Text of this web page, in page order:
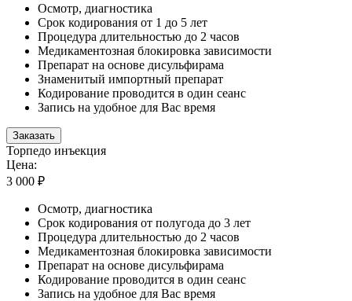
Осмотр, диагностика
Срок кодирования от 1 до 5 лет
Процедура длительностью до 2 часов
Медикаментозная блокировка зависимости
Препарат на основе дисульфирама
Знаменитый импортный препарат
Кодирование проводится в один сеанс
Запись на удобное для Вас время
Заказать
Торпедо инъекция
Цена:
3 000 ₽
Осмотр, диагностика
Срок кодирования от полугода до 3 лет
Процедура длительностью до 2 часов
Медикаментозная блокировка зависимости
Препарат на основе дисульфирама
Кодирование проводится в один сеанс
Запись на удобное для Вас время